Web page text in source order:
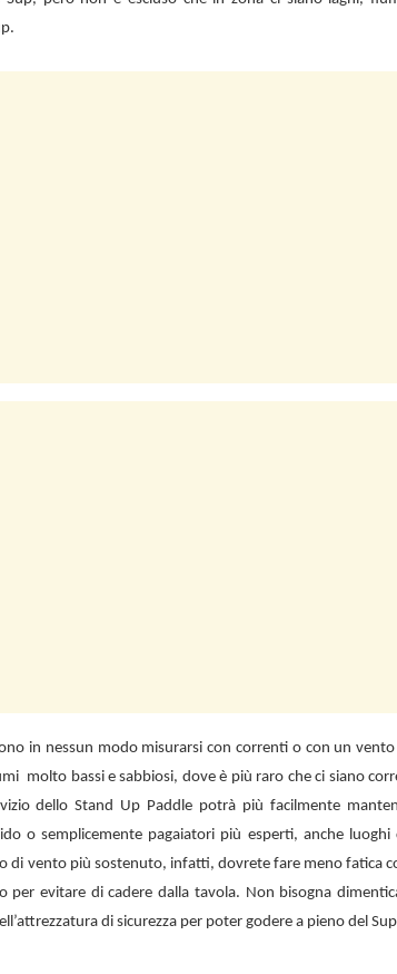
in nessun modo misurarsi con correnti o con un
molto bassi e sabbiosi, dove è più raro che ci siano
delloStand Up Paddle potrà più facilmente
o semplicemente pagaiatori più esperti, anche luoghi
di vento più sostenuto, infatti, dovrete fare meno fatica
per evitare di cadere dalla tavola. Non bisogna
di sicurezza per poter godere a pieno del